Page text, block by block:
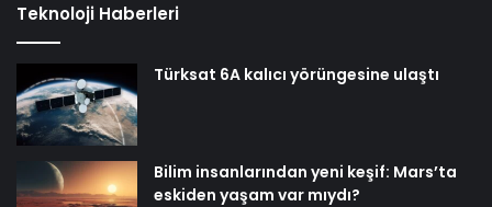
Teknoloji Haberleri
Türksat 6A kalıcı yörüngesine ulaştı
Bilim insanlarından yeni keşif: Mars’ta
eskiden yaşam var mıydı?